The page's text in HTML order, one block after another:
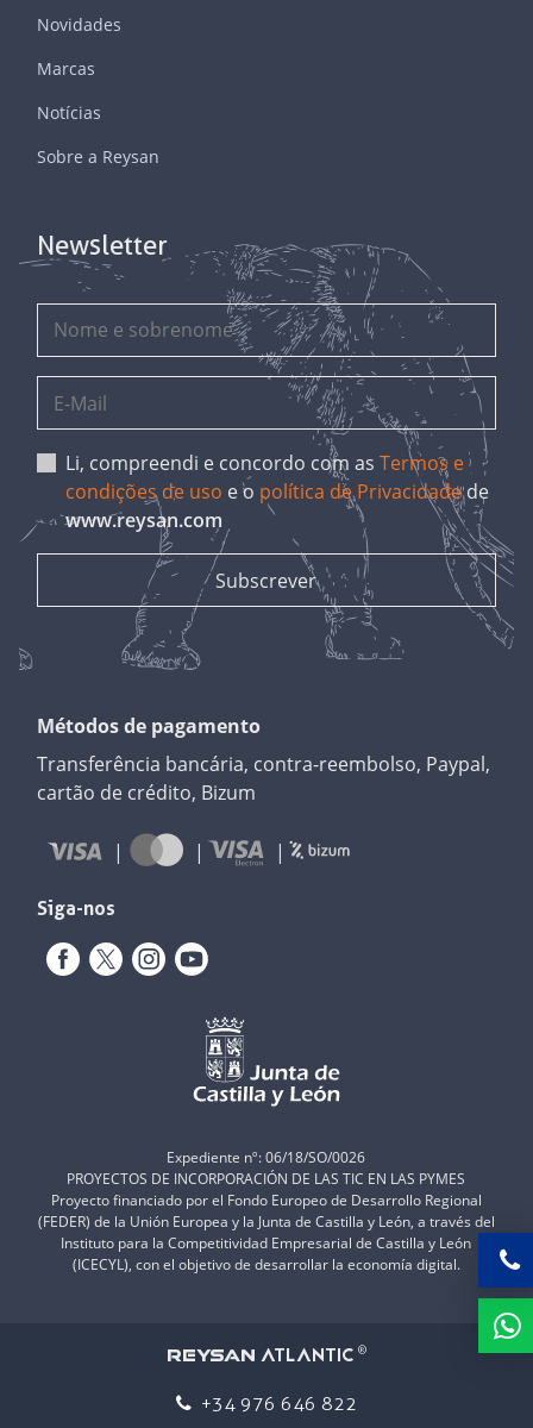
Novidades
Marcas
Notícias
Sobre a Reysan
Newsletter
Li, compreendi e concordo com asTermos e
condições de uso e o política de Privacidadede
www.reysan.com
Métodos de pagamento
Transferência bancária, contra-reembolso, Paypal,
cartão de crédito, Bizum
Siga-nos
Expediente nº: 06/18/SO/0026
PROYECTOS DE INCORPORACIÓN DE LAS TIC EN LAS PYMES
Proyecto financiado por el Fondo Europeo de Desarrollo Regional
(FEDER) de la Unión Europea y la Junta de Castilla y León, a través del
Instituto para la Competitividad Empresarial de Castilla y León
(ICECYL), con el objetivo de desarrollar la economía digital.
REYSAN ATLANTIC ®
+34 976 646 822